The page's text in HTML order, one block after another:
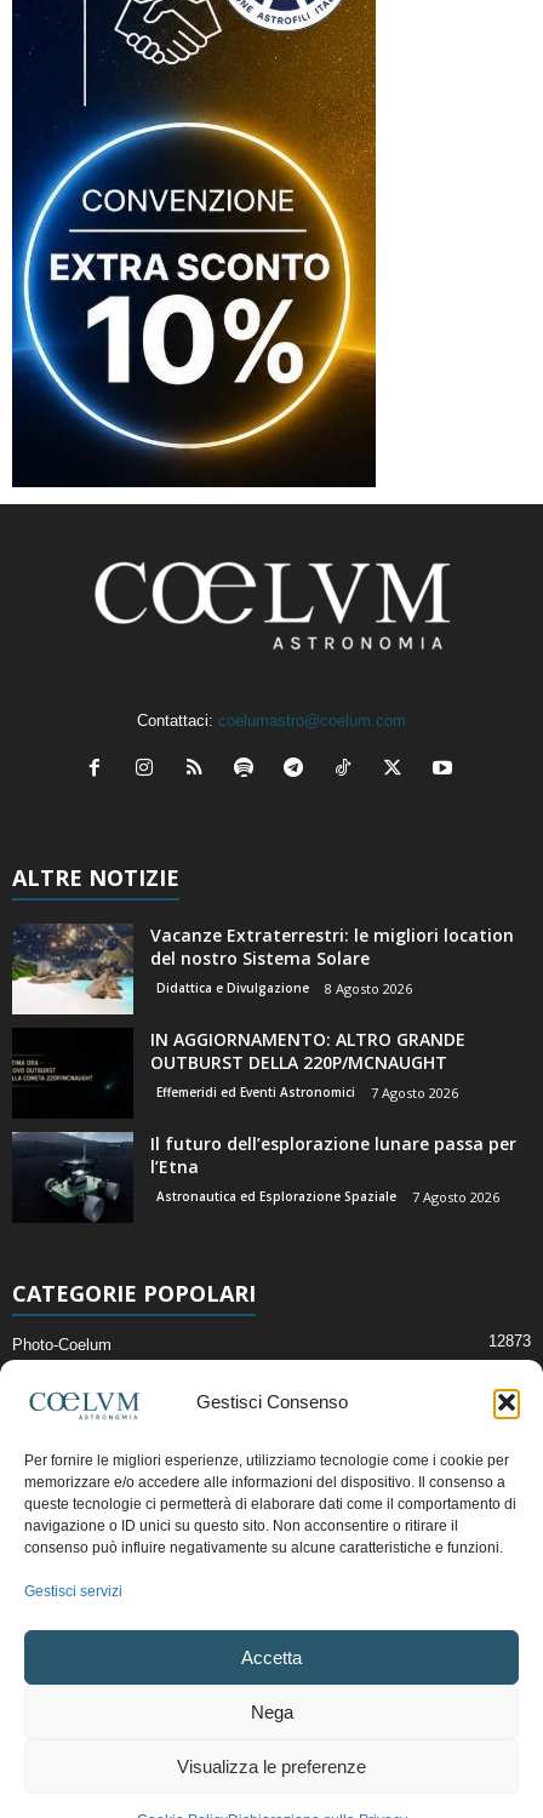
Gestisci Consenso
Per fornire le migliori esperienze, utilizziamo tecnologie come i cookie per
memorizzare e/o accedere alle informazioni del dispositivo. Il consenso a
queste tecnologie ci permetterà di elaborare dati come il comportamento di
navigazione o ID unici su questo sito. Non acconsentire o ritirare il
consenso può influire negativamente su alcune caratteristiche e funzioni.
Gestisci servizi
Accetta
Nega
Visualizza le preferenze
Contattaci: coelumastro@coelum.com
ALTRE NOTIZIE
Vacanze Extraterrestri: le migliori location
del nostro Sistema Solare
Didattica e Divulgazione 8 Agosto 2026
IN AGGIORNAMENTO: ALTRO GRANDE
OUTBURST DELLA 220P/MCNAUGHT
Effemeridi ed Eventi Astronomici 7 Agosto 2026
Il futuro dell’esplorazione lunare passa per
l’Etna
Astronautica ed Esplorazione Spaziale 7 Agosto 2026
CATEGORIE POPOLARI
Photo-Coelum 12873
News di Astronomia 2412
Cielo del Mese
Astronomia, Astrofisica e Cosmologia
Articoli e Risorse On-Line
Copyright © 1997 - 2024 vietata la riproduzione.
Termini e Condizioni di Vendita